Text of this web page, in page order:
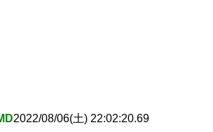
2022/08/06(土) 22:02:20.69